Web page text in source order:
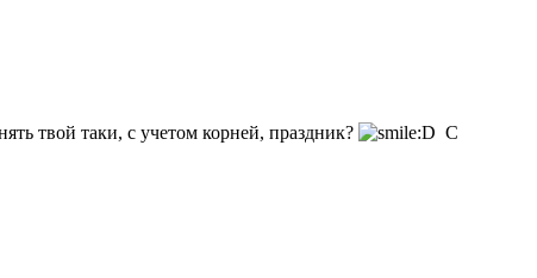
твой таки, с учетом корней, праздник?
С